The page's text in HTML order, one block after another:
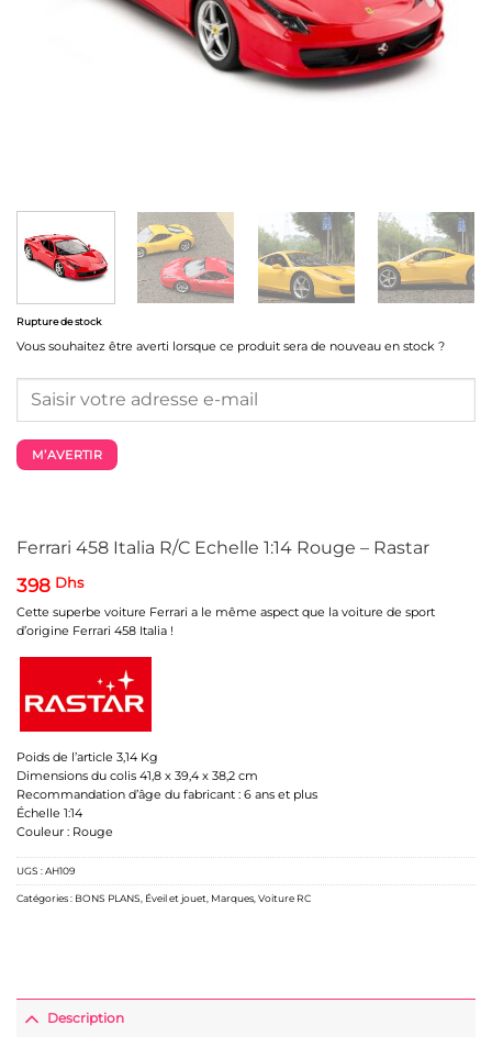
Ferrari 458 Italia R/C Echelle 1:14 Rouge – Rastar
398 Dhs
Cette superbe voiture Ferrari a le même aspect que la voiture de sport
d’origine Ferrari 458 Italia !
Poids de l’article 3,14 Kg
Dimensions du colis 41,8 x 39,4 x 38,2 cm
Recommandation d’âge du fabricant : 6 ans et plus
Échelle 1:14
Couleur : Rouge
Rupture de stock
Vous souhaitez être averti lorsque ce produit sera de nouveau en stock ?
M’AVERTIR
UGS :AH109
Catégories : BONS PLANS Éveil et jouet Marques Voiture RC
Description